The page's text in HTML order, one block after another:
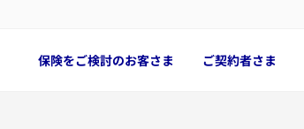
保険をご検討のお客さま ご契約者さま